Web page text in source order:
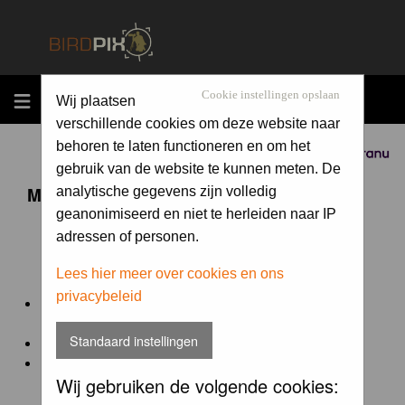
MENU
Sponsored by
Cookie instellingen opslaan
Wij plaatsen
verschillende cookies om deze website naar
behoren te laten functioneren en om het
gebruik van de website te kunnen meten. De
analytische gegevens zijn volledig
geanonimiseerd en niet te herleiden naar IP
adressen of personen.
Lees hier meer over cookies en ons
privacybeleid
Standaard instellingen
Wij gebruiken de volgende cookies:
Maandopdracht 'lentekriebels'
De maandopdracht van Birdpix is een competitie voor
en door de Birdpix fotografen community:
Het onderwerp van de opdracht wordt bepaald door de
winnaar van de laatste maandopdracht
De community nomineert de winnaar.
Geregistreerde gebruikers van Birdpix kunnen onder
deze voorwaardendeelnemen.